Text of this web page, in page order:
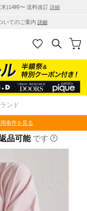
木)14時〜 送料改訂 詳細
いてのご案内 詳細
ンド
条件を見る
品可能 です